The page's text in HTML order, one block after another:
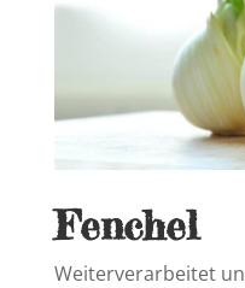
Fenchel
Weiterverarbeitet